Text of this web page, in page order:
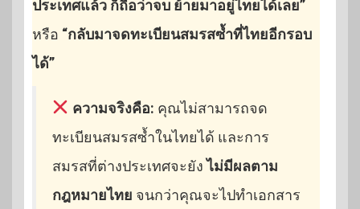
ประเทศแล้ว ก็ถือว่าจบ ย้ายมาอยู่ไทยได้เลย”
หรือ “กลับมาจดทะเบียนสมรสซ้ำที่ไทยอีกรอบ
ได้”
ความจริงคือ: คุณไม่สามารถจด
ทะเบียนสมรสซ้ำในไทยได้ และการ
สมรสที่ต่างประเทศจะยังไม่มีผลตาม
กฎหมายไทย จนกว่าคุณจะไปทำเอกสาร